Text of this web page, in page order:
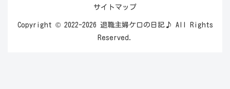
サイトマップ
Copyright © 2022-2026 退職主婦ケロの日記♪ All Rights
Reserved.